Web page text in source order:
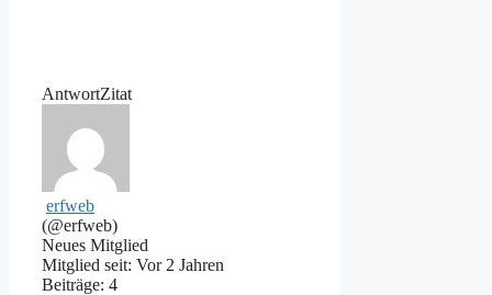
AntwortZitat
erfweb
(@erfweb)
Neues Mitglied
Mitglied seit: Vor 2 Jahren
Beiträge: 4